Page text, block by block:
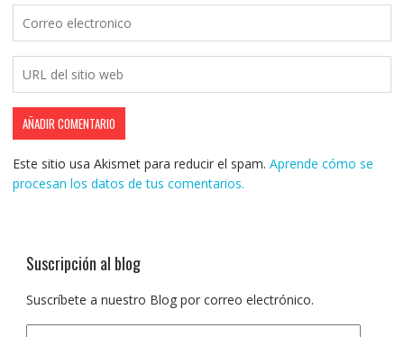
Este sitio usa Akismet para reducir el spam. Aprende cómo se
procesan los datos de tus comentarios.
Suscripción al blog
Suscríbete a nuestro Blog por correo electrónico.